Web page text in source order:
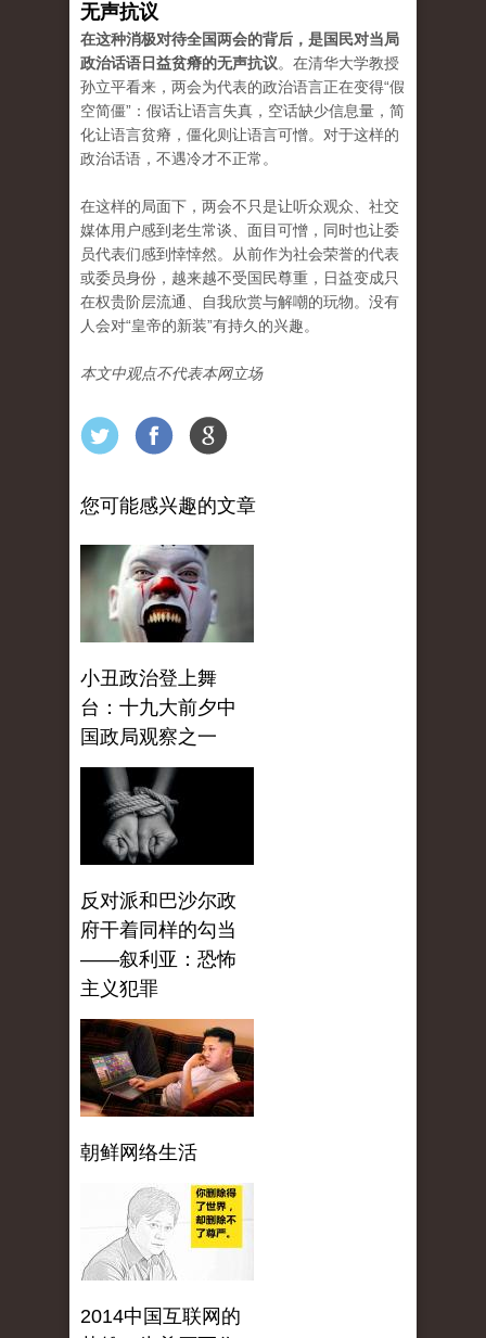
无声抗议
在这种消极对待全国两会的背后，是国民对当局
政治话语日益贫瘠的无声抗议。在清华大学教授
孙立平看来，两会为代表的政治语言正在变得“假
空简僵”：假话让语言失真，空话缺少信息量，简
化让语言贫瘠，僵化则让语言可憎。对于这样的
政治话语，不遇冷才不正常。
在这样的局面下，两会不只是让听众观众、社交
媒体用户感到老生常谈、面目可憎，同时也让委
员代表们感到悻悻然。从前作为社会荣誉的代表
或委员身份，越来越不受国民尊重，日益变成只
在权贵阶层流通、自我欣赏与解嘲的玩物。没有
人会对“皇帝的新装”有持久的兴趣。
本文中观点不代表本网立场
您可能感兴趣的文章
小丑政治登上舞
台：十九大前夕中
国政局观察之一
反对派和巴沙尔政
府干着同样的勾当
——叙利亚：恐怖
主义犯罪
朝鲜网络生活
2014中国互联网的